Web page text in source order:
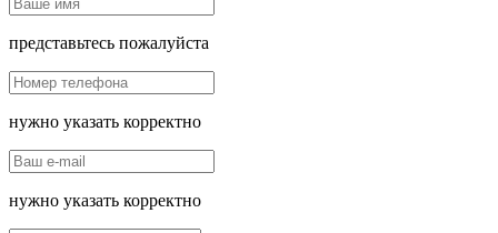
представьтесь пожалуйста
нужно указать корректно
нужно указать корректно